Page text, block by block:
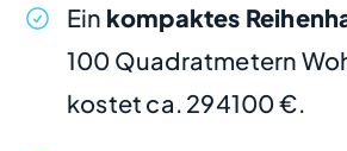
Ein kompaktes
100 Quadratmetern
kostet ca. 294100 €.